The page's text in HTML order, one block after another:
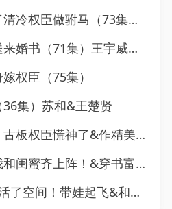
做驸马（73集）王嘉懋＆郑晨雨
书（71集）王宇威＆张艺霖
权臣（75集）
集）苏和&王楚贤
精美人当继室古板权臣慌神了（62集）AI短剧
穿书富家妯娌我和闺蜜齐上阵（61集）AI短剧
和离那天我激活了空间带娃起飞（212集）AI短剧